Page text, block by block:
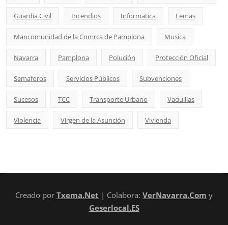
Guardia Civil Incendios Informatica Lemas
Mancomunidad de la Comrca de Pamplona Musica
Navarra Pamplona Polución Protección Oficial
Semaforos Servicios Públicos Subvenciones
Sucesos TCC Transporte Urbano Vaquillas
Violencia Virgen de la Asunción Vivienda
Creado por Txema.Net | Colabora: VerNavarra.Com y
Geserlocal.ES